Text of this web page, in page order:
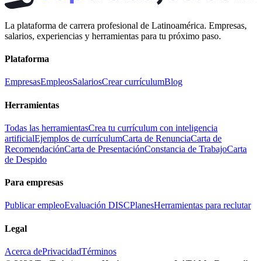
La plataforma de carrera profesional de Latinoamérica. Empresas,
salarios, experiencias y herramientas para tu próximo paso.
Plataforma
EmpresasEmpleosSalariosCrear currículumBlog
Herramientas
Todas las herramientasCrea tu currículum con inteligencia
artificialEjemplos de currículumCarta de RenunciaCarta de
RecomendaciónCarta de PresentaciónConstancia de TrabajoCarta
de Despido
Para empresas
Publicar empleoEvaluación DISCPlanesHerramientas para reclutar
Legal
Acerca dePrivacidadTérminos